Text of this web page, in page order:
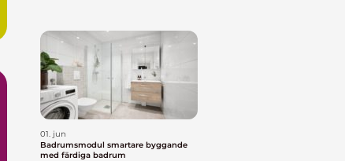
01. jun
Badrumsmodul smartare byggande
med färdiga badrum